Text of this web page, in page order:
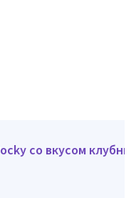
со вкусом